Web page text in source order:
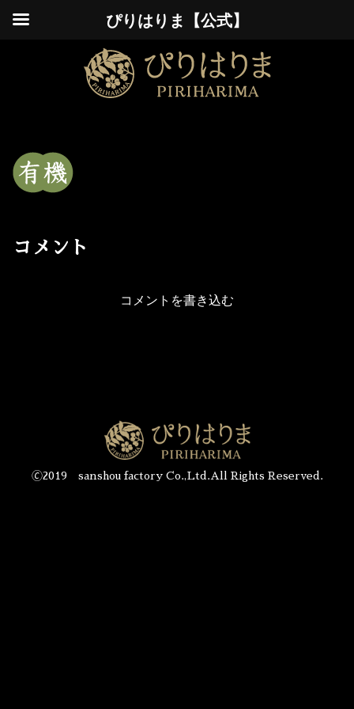
コメント
コメントを書き込む
🄫2019 sanshou factory Co.,Ltd.All Rights Reserved.
ぴりはりま【公式】